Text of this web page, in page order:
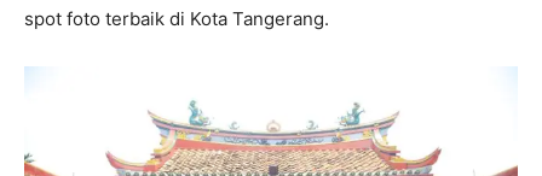
spot foto terbaik di Kota Tangerang.